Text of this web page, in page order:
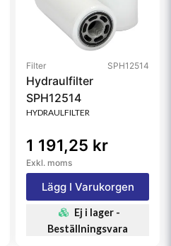
Filter SPH12514
Hydraulfilter
SPH12514
HYDRAULFILTER
1 191,25 kr
Exkl. moms
Lägg I Varukorgen
Ej i lager -
Beställningsvara